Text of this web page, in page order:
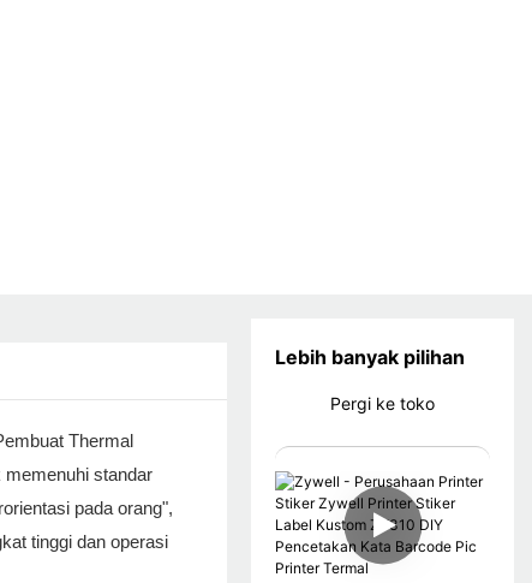
Lebih banyak pilihan
Pergi ke toko
Thermal
standar
pada orang",
tinggi dan operasi